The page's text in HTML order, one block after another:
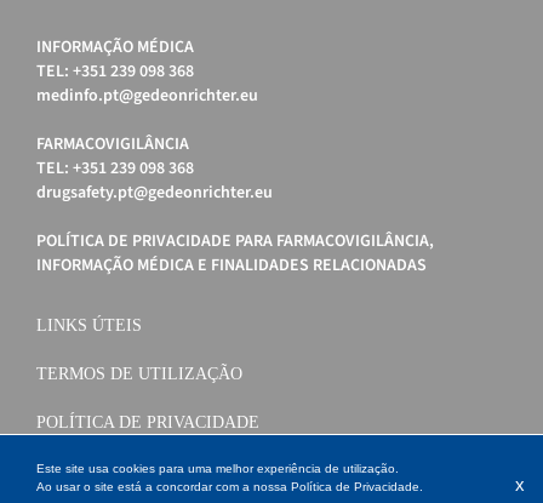
INFORMAÇÃO MÉDICA
TEL: +351 239 098 368
medinfo.pt@gedeonrichter.eu
FARMACOVIGILÂNCIA
TEL: +351 239 098 368
drugsafety.pt@gedeonrichter.eu
POLÍTICA DE PRIVACIDADE PARA FARMACOVIGILÂNCIA,
INFORMAÇÃO MÉDICA E FINALIDADES RELACIONADAS
LINKS ÚTEIS
TERMOS DE UTILIZAÇÃO
POLÍTICA DE PRIVACIDADE
POLÍTICA DE COOKIES
Este site usa cookies para uma melhor experiência de utilização.
Ao usar o site está a concordar com a nossa Política de Privacidade x